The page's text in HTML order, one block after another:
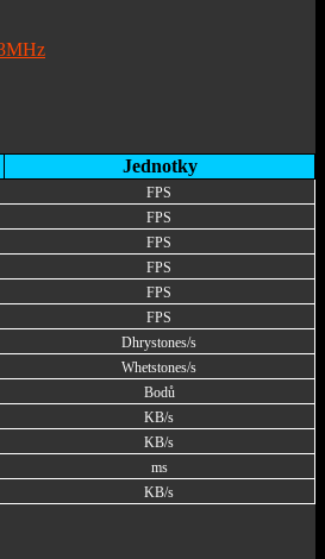
Jednotky
FPS
FPS
FPS
FPS
FPS
FPS
Dhrystones/s
Whetstones/s
Bodů
KB/s
KB/s
ms
KB/s